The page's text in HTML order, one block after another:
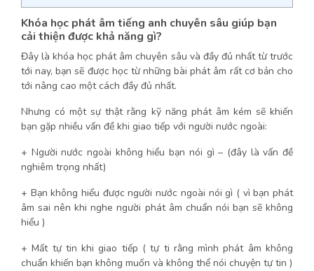
Khóa học phát âm tiếng anh chuyên sâu giúp bạn
cải thiện được khả năng gì?
Đây là khóa học phát âm chuyên sâu và đầy đủ nhất từ trước
tới nay, bạn sẽ được học từ những bài phát âm rất cơ bản cho
tới nâng cao một cách đầy đủ nhất.
Nhưng có một sự thật rằng kỹ năng phát âm kém sẽ khiến
bạn gặp nhiều vấn đề khi giao tiếp với người nước ngoài:
+ Người nước ngoài không hiểu bạn nói gì – (đây là vấn đề
nghiêm trọng nhất)
+ Bạn không hiểu được người nước ngoài nói gì ( vì bạn phát
âm sai nên khi nghe người phát âm chuẩn nói bạn sẽ không
hiểu )
+ Mất tự tin khi giao tiếp ( tự ti rằng mình phát âm không
chuẩn khiến bạn không muốn và không thể nói chuyện tự tin )